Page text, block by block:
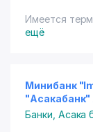
Имеется
ещё
Минибанк
"Асакабанк"
Банки Асака